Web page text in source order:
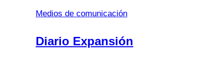
Medios de comunicación
Diario Expansión